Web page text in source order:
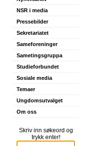
NSR i media
Pressebilder
Sekretariatet
Sameforeninger
Sametingsgruppa
Studieforbundet
Sosiale media
Temaer
Ungdomsutvalget
Om oss
Skriv inn søkeord og
trykk enter!